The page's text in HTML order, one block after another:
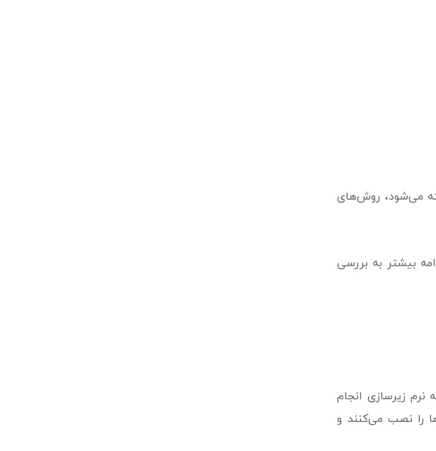
می‌شود، روش‌های
بیشتر به بررسی
زیرسازی انجام
را نصب می‌کنند و